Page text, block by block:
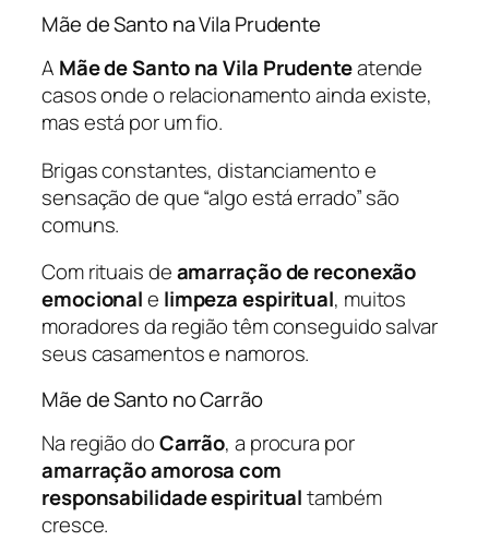
Mãe de Santo na Vila Prudente
A Mãe de Santo na Vila Prudenteatende
casos onde o relacionamento ainda existe,
mas está por um fio.
Brigas constantes, distanciamento e
sensação de que “algo está errado” são
comuns.
Com rituais deamarração de reconexão
emocionale limpeza espiritual, muitos
moradores da região têm conseguido salvar
seus casamentos e namoros.
Mãe de Santo no Carrão
Na região doCarrão, a procura por
amarração amorosa com
responsabilidade espiritualtambém
cresce.